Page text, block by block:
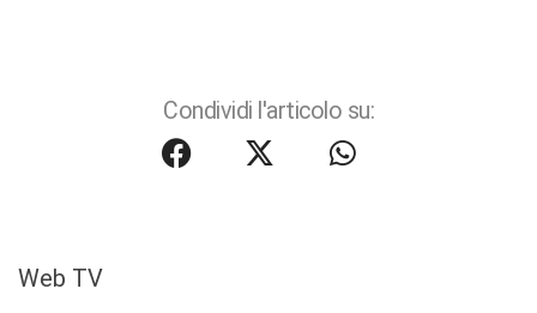
Condividi l'articolo su:
Web TV